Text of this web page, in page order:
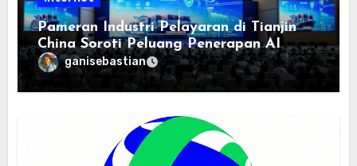
Pameran Industri Pelayaran di Tianjin
China Soroti Peluang Penerapan AI
ganisebastian